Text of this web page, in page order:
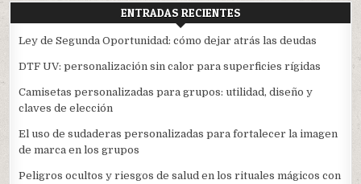
ENTRADAS RECIENTES
Ley de Segunda Oportunidad: cómo dejar atrás las deudas
DTF UV: personalización sin calor para superficies rígidas
Camisetas personalizadas para grupos: utilidad, diseño y
claves de elección
El uso de sudaderas personalizadas para fortalecer la imagen
de marca en los grupos
Peligros ocultos y riesgos de salud en los rituales mágicos con